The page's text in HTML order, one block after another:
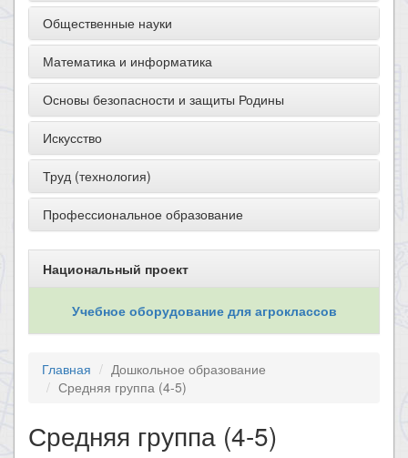
Общественные науки
Математика и информатика
Основы безопасности и защиты Родины
Искусство
Труд (технология)
Профессиональное образование
Национальный проект
Учебное оборудование для агроклассов
Главная
Дошкольное образование
Средняя группа (4-5)
Средняя группа (4-5)